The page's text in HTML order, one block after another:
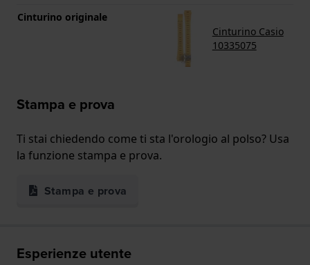
Cinturino originale
Cinturino Casio
10335075
Stampa e prova
Ti stai chiedendo come ti sta l'orologio al polso? Usa
la funzione stampa e prova.
Stampa e prova
Esperienze utente